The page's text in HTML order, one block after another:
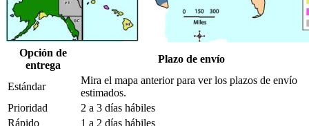
Opción de
entrega
Plazo de envío
Estándar
Mira el mapa anterior para ver los plazos de envío
estimados.
Prioridad
2 a 3 días hábiles
Rápido
1 a 2 días hábiles